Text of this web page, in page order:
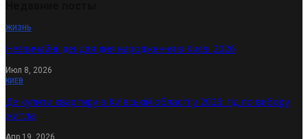
ЖИЗНЬ
Незвичайні ідеї для дня народження в Києві 2026
Июл 8, 2026
КИЕВ
Де купити квартиру в Київській області у 2026: гід по вибору
житла